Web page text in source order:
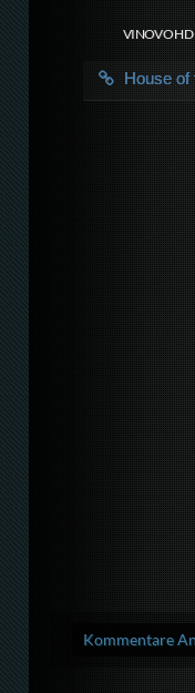
VINOVO HD
House
Kommentare